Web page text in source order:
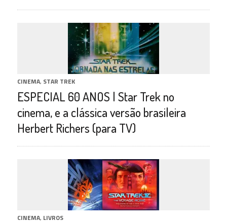
CINEMA, STAR TREK
ESPECIAL 60 ANOS | Star Trek no
cinema, e a clássica versão brasileira
Herbert Richers (para TV)
CINEMA, LIVROS